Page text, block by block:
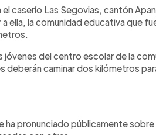
el caserío Las Segovias, cantón
ella, la comunidad educativa que
jóvenes del centro escolar de la
deberán caminar dos kilómetros
ha pronunciado públicamente sobre